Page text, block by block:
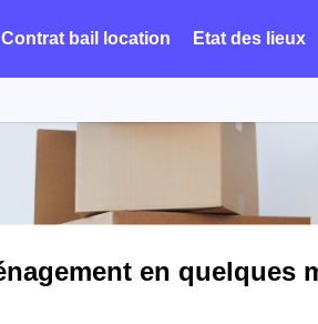
Contrat bail location Etat des lieux